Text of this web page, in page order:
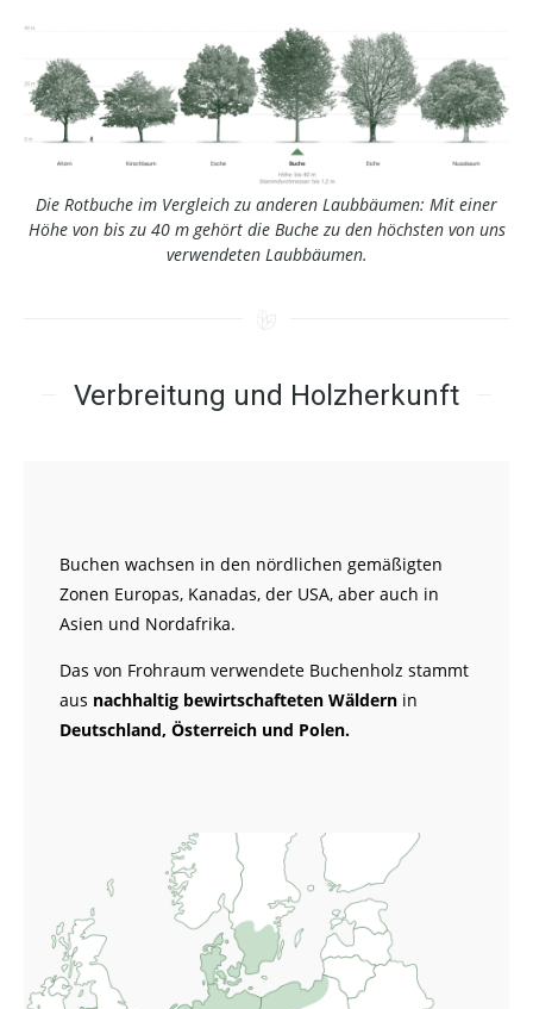
Die Rotbuche im Vergleich zu anderen Laubbäumen: Mit einer
Höhe von bis zu 40 m gehört die Buche zu den höchsten von uns
verwendeten Laubbäumen.
Verbreitung und Holzherkunft
Buchen wachsen in den nördlichen gemäßigten
Zonen Europas, Kanadas, der USA, aber auch in
Asien und Nordafrika.
Das von Frohraum verwendete Buchenholz stammt
aus nachhaltig bewirtschafteten Wäldern in
Deutschland, Österreich und Polen.